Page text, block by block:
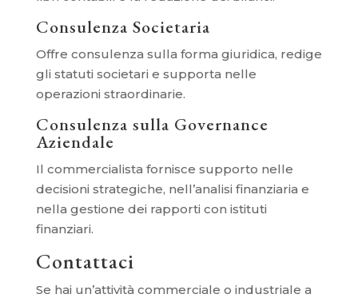
Consulenza Societaria
Offre consulenza sulla forma giuridica, redige
gli statuti societari e supporta nelle
operazioni straordinarie.
Consulenza sulla Governance
Aziendale
Il commercialista fornisce supporto nelle
decisioni strategiche, nell’analisi finanziaria e
nella gestione dei rapporti con istituti
finanziari.
Contattaci
Se hai un’attività commerciale o industriale a